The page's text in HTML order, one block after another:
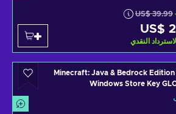
US$ 39.99
US$
الاسترداد النقدي
Minecraft: Java & Bedrock Edition
Windows Store Key